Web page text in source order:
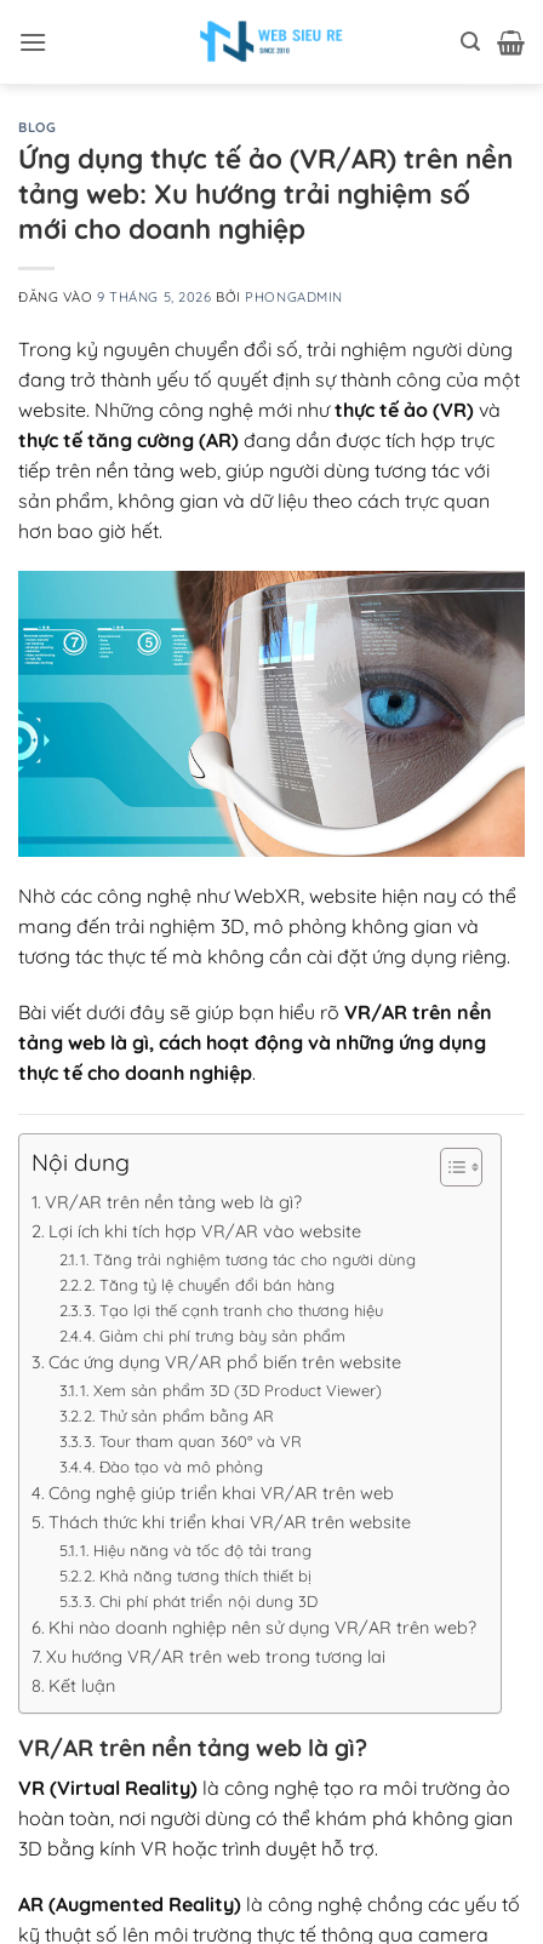
qua
BLOG
Ứng dụng thực tế ảo (VR/AR) trên nền
tảng web: Xu hướng trải nghiệm số
mới cho doanh nghiệp
ĐĂNG VÀO9 THÁNG 5, 2026 BỞI PHONGADMIN
Trong kỷ nguyên chuyển đổi số, trải nghiệm người dùng
đang trở thành yếu tố quyết định sự thành công của một
website. Những công nghệ mới nhưthực tế ảo (VR) và
thực tế tăng cường (AR) đang dần được tích hợp trực
tiếp trên nền tảng web, giúp người dùng tương tác với
sản phẩm, không gian và dữ liệu theo cách trực quan
hơn bao giờ hết.
Nhờ các công nghệ nhưWebXR, website hiện nay có thể
mang đến trải nghiệm 3D, mô phỏng không gian và
tương tác thực tế mà không cần cài đặt ứng dụng riêng.
Bài viết dưới đây sẽ giúp bạn hiểu rõ VR/AR trên nền
tảng web là gì, cách hoạt động và những ứng dụng
thực tế cho doanh nghiệp.
Nội dung
VR/AR trên nền tảng web là gì?
Lợi ích khi tích hợp VR/AR vào website
1. Tăng trải nghiệm tương tác cho người dùng
2. Tăng tỷ lệ chuyển đổi bán hàng
3. Tạo lợi thế cạnh tranh cho thương hiệu
4. Giảm chi phí trưng bày sản phẩm
Các ứng dụng VR/AR phổ biến trên website
1. Xem sản phẩm 3D (3D Product Viewer)
2. Thử sản phẩm bằng AR
3. Tour tham quan 360° và VR
4. Đào tạo và mô phỏng
Công nghệ giúp triển khai VR/AR trên web
Thách thức khi triển khai VR/AR trên website
1. Hiệu năng và tốc độ tải trang
2. Khả năng tương thích thiết bị
3. Chi phí phát triển nội dung 3D
Khi nào doanh nghiệp nên sử dụng VR/AR trên web?
Xu hướng VR/AR trên web trong tương lai
Kết luận
VR/AR trên nền tảng web là gì?
VR (Virtual Reality) là công nghệ tạo ra môi trường ảo
hoàn toàn, nơi người dùng có thể khám phá không gian
3D bằng kính VR hoặc trình duyệt hỗ trợ.
AR (Augmented Reality) là công nghệ chồng các yếu tố
kỹ thuật số lên môi trường thực tế thông qua camera